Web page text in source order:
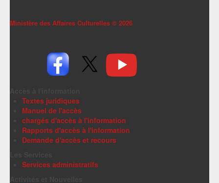
Ministère des Affaires Culturelles © 2026
Textes juridiques
Manuel de l'accès
chargés d'accès à l'information
Rapports d'accès à l'information
Demande d'accès et recours
Services administratifs